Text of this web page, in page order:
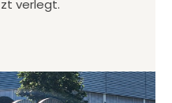
verlegt.